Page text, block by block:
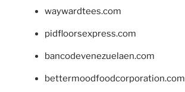
waywardtees.com
pidfloorsexpress.com
bancodevenezuelaen.com
bettermoodfoodcorporation.com